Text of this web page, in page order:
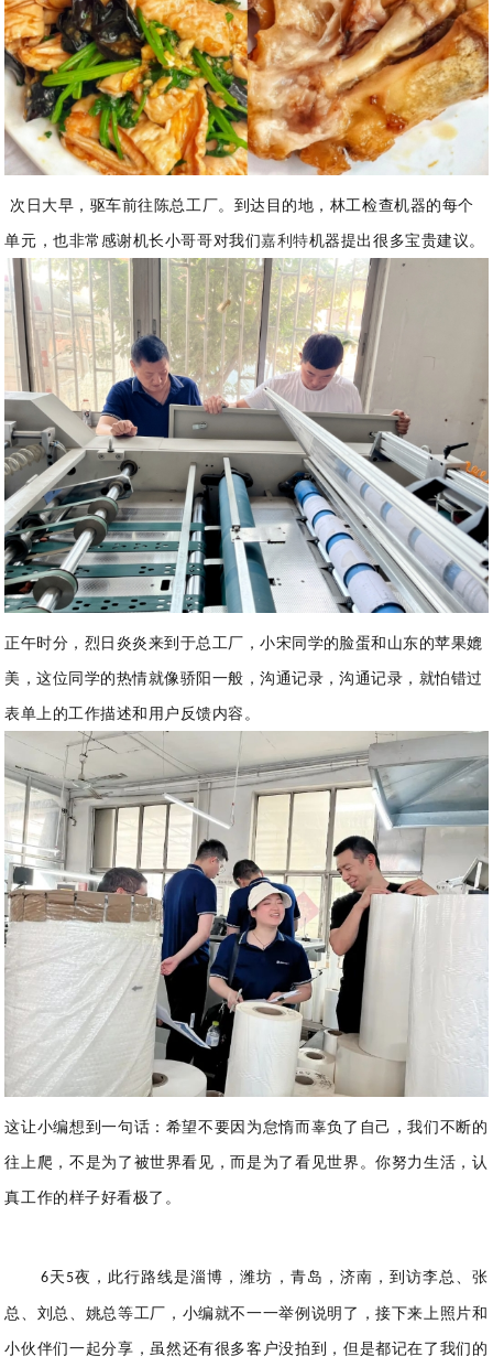
次日大早，驱车前往陈总工厂。到达目的地，林工检查机器的每个
单元，也非常感谢机长小哥哥对我们嘉利特机器提出很多宝贵建议。
正午时分，烈日炎炎来到于总工厂，小宋同学的脸蛋和山东的苹果媲
美，这位同学的热情就像骄阳一般，沟通记录，沟通记录，就怕错过
表单上的工作描述和用户反馈内容。
这让小编想到一句话：希望不要因为怠惰而辜负了自己，我们不断的
往上爬，不是为了被世界看见，而是为了看见世界。你努力生活，认
真工作的样子好看极了。
6天 5夜，此行路线是淄博，潍坊，青岛，济南，到访李总、张
总、刘总、姚总等工厂，小编就不一一举例说明了，接下来上照片和
小伙伴们一起分享，虽然还有很多客户没拍到，但是都记在了我们的